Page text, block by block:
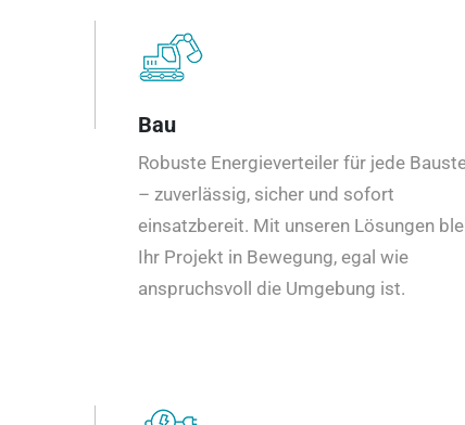
Bau
Robuste Energieverteiler für jede
– zuverlässig, sicher und sofort
einsatzbereit. Mit unseren Lösungen
Ihr Projekt in Bewegung, egal wie
anspruchsvoll die Umgebung ist.